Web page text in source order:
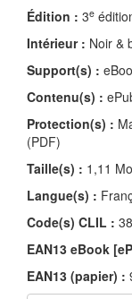
Édition : 3e
Intérieur : Noir &
Support(s) :
Contenu(s) :
Protection(s) :
(PDF)
Taille(s) : 1,11
Langue(s) :
Code(s) CLIL :
EAN13 eBook
EAN13 (papier) :